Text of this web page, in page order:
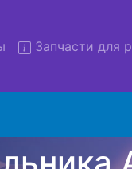
Запчасти для
клиент не
сам заберет